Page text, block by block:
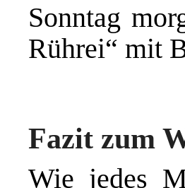
Sonntag
Rührei“ mit
Fazit zum
Wie jedes